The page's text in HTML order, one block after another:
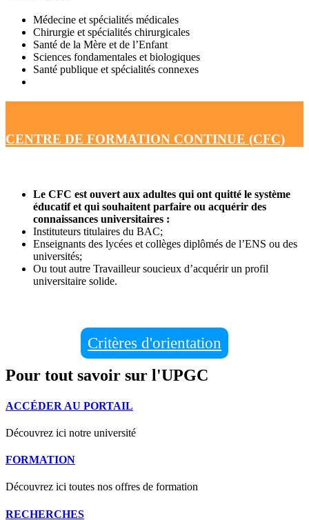
Médecine et spécialités médicales
Chirurgie et spécialités chirurgicales
Santé de la Mère et de l’Enfant
Sciences fondamentales et biologiques
Santé publique et spécialités connexes
CENTRE DE FORMATION CONTINUE (CFC)
Le CFC est ouvert aux adultes qui ont quitté le système
éducatif et qui souhaitent parfaire ou acquérir des
connaissances universitaires :
Instituteurs titulaires du BAC;
Enseignants des lycées et collèges diplômés de l’ENS ou des
universités;
Ou tout autre Travailleur soucieux d’acquérir un profil
universitaire solide.
Critères d'orientation
Pour tout savoir sur l'UPGC
ACCÉDER AU PORTAIL
Découvrez ici notre université
FORMATION
Découvrez ici toutes nos offres de formation
RECHERCHES